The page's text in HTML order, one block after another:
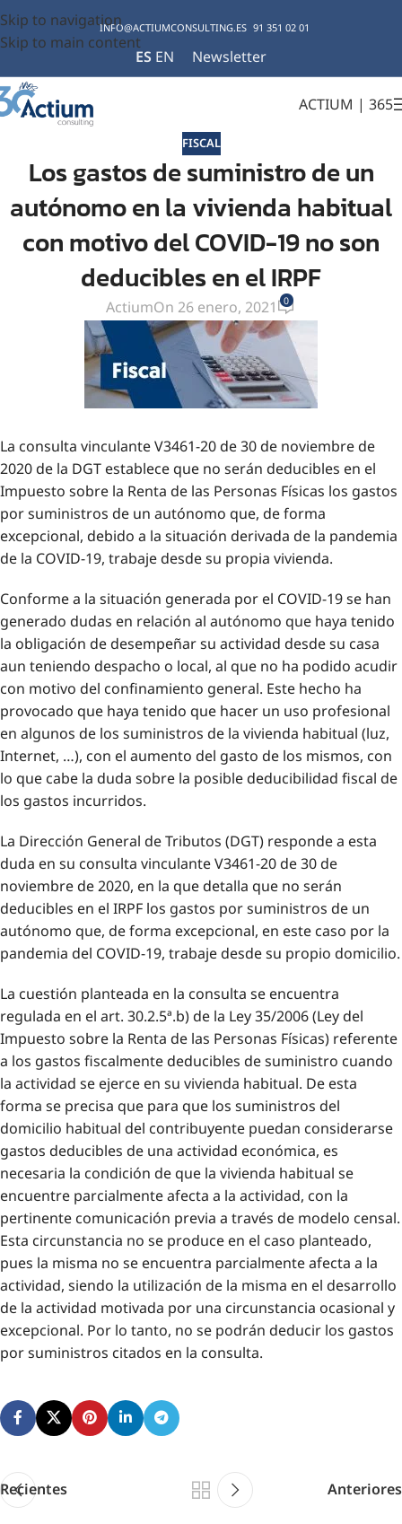
Skip to navigation
Skip to main content
INFO@ACTIUMCONSULTING.ES 91 351 02 01
ES EN Newsletter
ACTIUM | 365
FISCAL
Los gastos de suministro de un
autónomo en la vivienda habitual
con motivo del COVID-19 no son
deducibles en el IRPF
ActiumOn 26 enero, 2021 0
La consulta vinculante V3461-20 de 30 de noviembre de
2020 de la DGT establece que no serán deducibles en el
Impuesto sobre la Renta de las Personas Físicas los gastos
por suministros de un autónomo que, de forma
excepcional, debido a la situación derivada de la pandemia
de la COVID-19, trabaje desde su propia vivienda.
Conforme a la situación generada por el COVID-19 se han
generado dudas en relación al autónomo que haya tenido
la obligación de desempeñar su actividad desde su casa
aun teniendo despacho o local, al que no ha podido acudir
con motivo del confinamiento general. Este hecho ha
provocado que haya tenido que hacer un uso profesional
en algunos de los suministros de la vivienda habitual (luz,
Internet, …), con el aumento del gasto de los mismos, con
lo que cabe la duda sobre la posible deducibilidad fiscal de
los gastos incurridos.
La Dirección General de Tributos (DGT) responde a esta
duda en su consulta vinculante V3461-20 de 30 de
noviembre de 2020, en la que detalla que no serán
deducibles en el IRPF los gastos por suministros de un
autónomo que, de forma excepcional, en este caso por la
pandemia del COVID-19, trabaje desde su propio domicilio.
La cuestión planteada en la consulta se encuentra
regulada en el art. 30.2.5ª.b) de la Ley 35/2006 (Ley del
Impuesto sobre la Renta de las Personas Físicas) referente
a los gastos fiscalmente deducibles de suministro cuando
la actividad se ejerce en su vivienda habitual. De esta
forma se precisa que para que los suministros del
domicilio habitual del contribuyente puedan considerarse
gastos deducibles de una actividad económica, es
necesaria la condición de que la vivienda habitual se
encuentre parcialmente afecta a la actividad, con la
pertinente comunicación previa a través de modelo censal.
Esta circunstancia no se produce en el caso planteado,
pues la misma no se encuentra parcialmente afecta a la
actividad, siendo la utilización de la misma en el desarrollo
de la actividad motivada por una circunstancia ocasional y
excepcional. Por lo tanto, no se podrán deducir los gastos
por suministros citados en la consulta.
Recientes Anteriores